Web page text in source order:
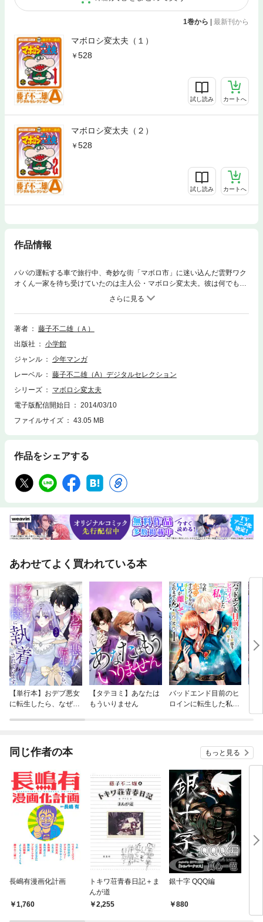
1巻から | 最新刊から
マボロシ変太夫（１）
528
試し読み カートへ
マボロシ変太夫（２）
528
試し読み カートへ
作品情報
パパの運転する車で旅行中、奇妙な街「マボロ市」に迷い込んだ雲野ワク
オくん一家を待ち受けていたのは主人公・マボロシ変太夫。彼は何でも吸
い込む大きな口と不思議なパラソルを持つ変わった少年だった。空を飛ぶ
ペットの「トリ犬」と共に、ワクオくん達は毎回ドタバタ騒動に巻き込ま
れる。A先生お気に入りのナンセンスギャグ異色作、第１巻！！
著者
藤子不二雄（Ａ）
出版社
小学館
ジャンル
少年マンガ
レーベル
藤子不二雄（A）デジタルセレクション
シリーズ
マボロシ変太夫
電子版配信開始日
2014/03/10
ファイルサイズ
43.05 MB
作品をシェアする
あわせてよく買われている本
【単行本】おデブ悪女
に転生したら、なぜか
【タテヨミ】あなたは
もういりません
バッドエンド目前のヒ
ロインに転生した私、
同じ作者の本 もっと見る
長嶋有漫画化計画
1,760
トキワ荘青春日記＋ま
んが道
2,255
銀十字 QQQ編
880